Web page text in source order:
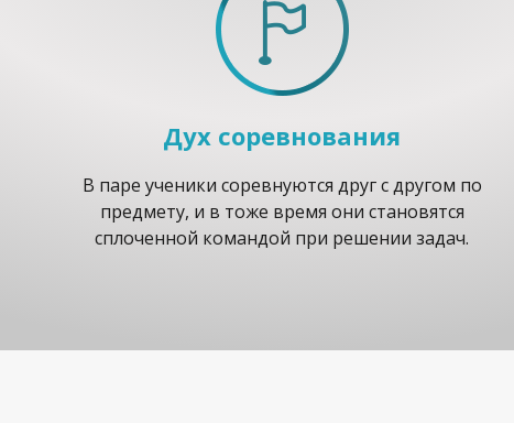
Дух соревнования
В паре ученики соревнуются друг с другом по
предмету, и в тоже время они становятся
сплоченной командой при решении задач.